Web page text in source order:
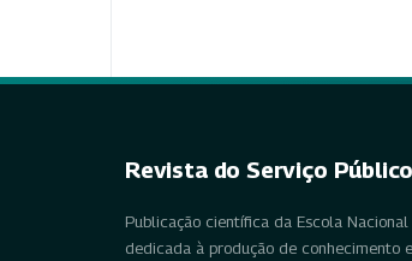
Revista do Serviço Público
Publicação científica da Escola
dedicada à produção de conhecimento